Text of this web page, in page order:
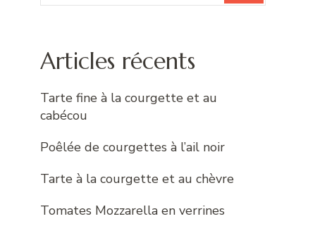
Articles récents
Tarte fine à la courgette et au
cabécou
Poêlée de courgettes à l’ail noir
Tarte à la courgette et au chèvre
Tomates Mozzarella en verrines